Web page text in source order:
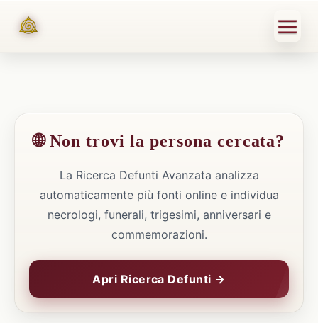
🌐 Non trovi la persona cercata?
La Ricerca Defunti Avanzata analizza
automaticamente più fonti online e individua
necrologi, funerali, trigesimi, anniversari e
commemorazioni.
Apri Ricerca Defunti →